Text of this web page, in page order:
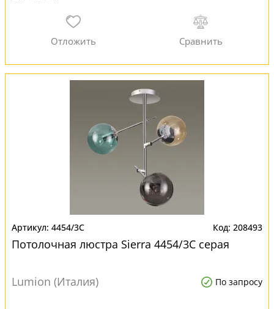
4454/3C 208493
Потолочная люстра Sierra 4454/3C серая
Lumion (Италия) По запросу